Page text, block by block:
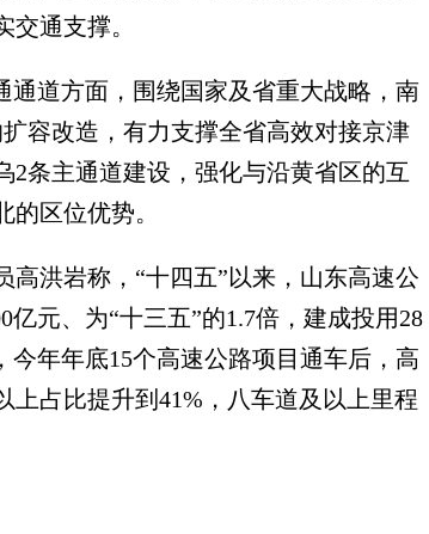
通支撑。
道方面，围绕国家及省重大战略，南
容改造，有力支撑全省高效对接京津
条主通道建设，强化与沿黄省区的互
区位优势。
洪岩称，“十四五”以来，山东高速公
元、为“十三五”的1.7倍，建成投用28
年年底15个高速公路项目通车后，高
上占比提升到41%，八车道及以上里程